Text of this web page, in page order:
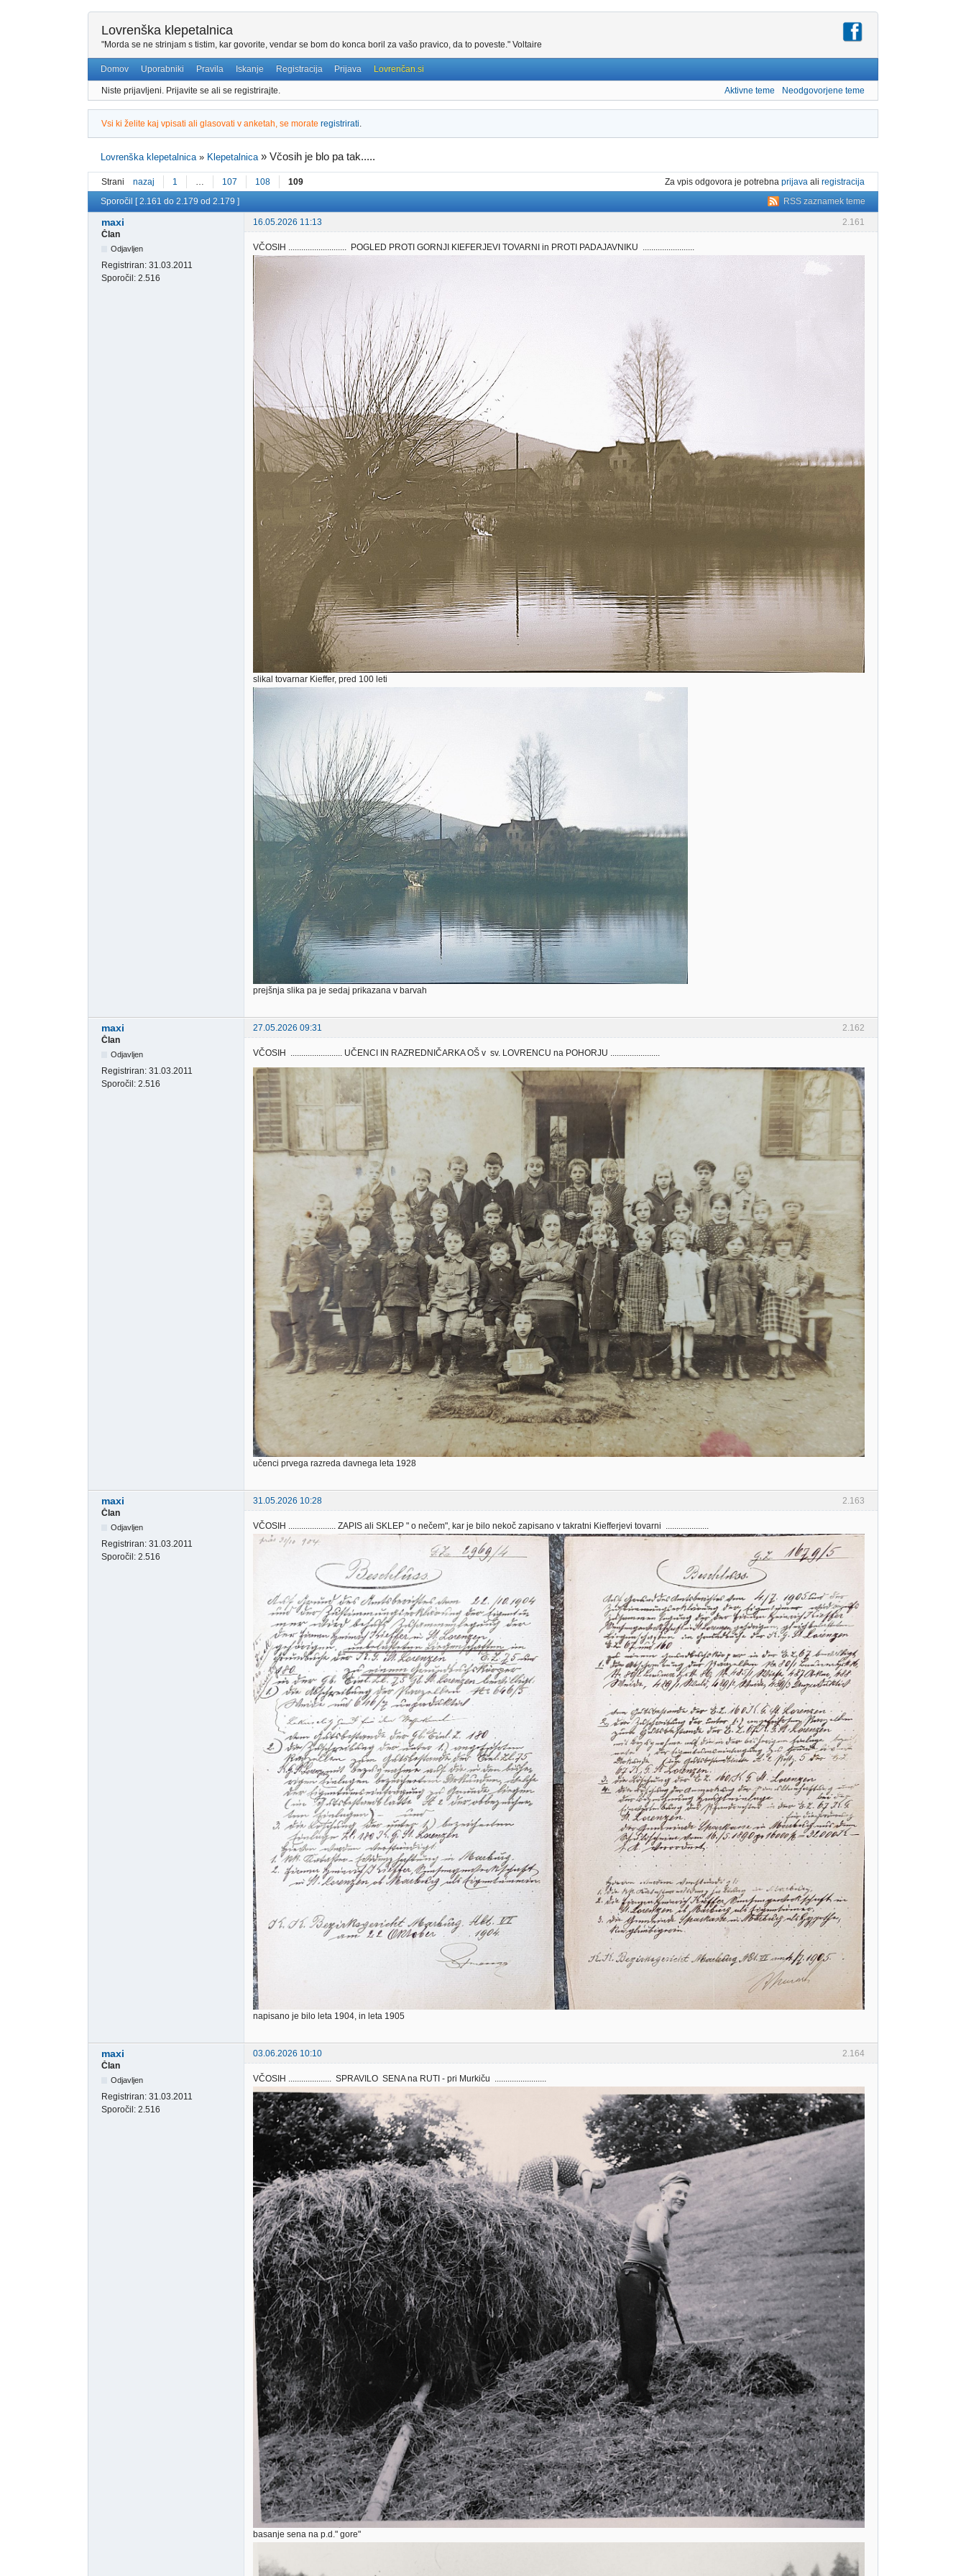
Lovrenška klepetalnica
"Morda se ne strinjam s tistim, kar govorite, vendar se bom do konca boril za vašo pravico, da to poveste." Voltaire
Domov Uporabniki Pravila Iskanje Registracija Prijava Lovrenčan.si
Niste prijavljeni. Prijavite se ali se registrirajte. Aktivne teme Neodgovorjene teme
Vsi ki želite kaj vpisati ali glasovati v anketah, se morate registrirati.
Lovrenška klepetalnica » Klepetalnica »Včosih je blo pa tak.....
Strani nazaj 1 … 107 108 109 Za vpis odgovora je potrebna prijava ali registracija
RSS zaznamek teme
Sporočil [ 2.161 do 2.179 od 2.179 ]
2.161
maxi
16.05.2026 11:13
Član
Odjavljen
Registriran: 31.03.2011
Sporočil: 2.516
VČOSIH ........................... POGLED PROTI GORNJI KIEFERJEVI TOVARNI in PROTI PADAJAVNIKU ........................
slikal tovarnar Kieffer, pred 100 leti
prejšnja slika pa je sedaj prikazana v barvah
2.162
maxi
27.05.2026 09:31
Član
Odjavljen
Registriran: 31.03.2011
Sporočil: 2.516
VČOSIH ........................ UČENCI IN RAZREDNIČARKA OŠ v sv. LOVRENCU na POHORJU .......................
učenci prvega razreda davnega leta 1928
2.163
maxi
31.05.2026 10:28
Član
Odjavljen
Registriran: 31.03.2011
Sporočil: 2.516
VČOSIH ...................... ZAPIS ali SKLEP " o nečem", kar je bilo nekoč zapisano v takratni Kiefferjevi tovarni ....................
napisano je bilo leta 1904, in leta 1905
2.164
maxi
03.06.2026 10:10
Član
Odjavljen
Registriran: 31.03.2011
Sporočil: 2.516
VČOSIH .................... SPRAVILO SENA na RUTI - pri Murkiču ........................
basanje sena na p.d." gore"